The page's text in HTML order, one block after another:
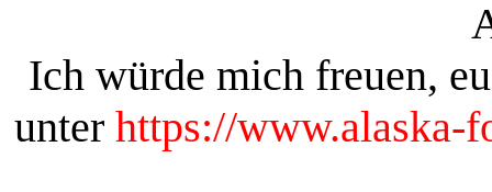
Ich würde mich freuen,
unter https://www.alaska-